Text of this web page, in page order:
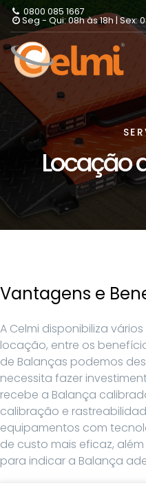
0800 085 1667
Seg - Qui: 08h às 18h | Sex:
Locação
Vantagens e
A Celmi disponibiliza
locação, entre os
de Balanças podemos
necessita fazer
recebe a Balança
calibração e
equipamentos com
de custo mais eficaz,
para indicar a Balança